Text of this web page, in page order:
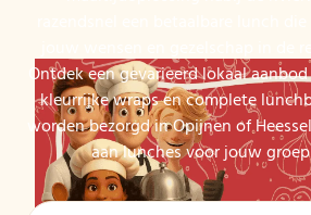
Ontdek een gevarieerd lokaal
kleurrijke wraps en complete
worden bezorgd in Opijnen of
aan lunches voor jouw